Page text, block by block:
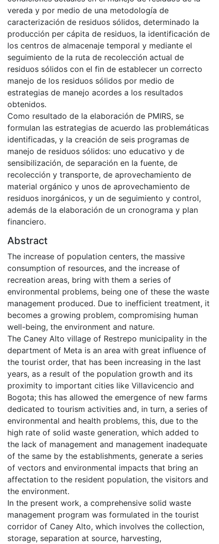
vereda y por medio de una metodología de
caracterización de residuos sólidos, determinado la
producción per cápita de residuos, la identificación de
los centros de almacenaje temporal y mediante el
seguimiento de la ruta de recolección actual de
residuos sólidos con el fin de establecer un correcto
manejo de los residuos sólidos por medio de
estrategias de manejo acordes a los resultados
obtenidos.
Como resultado de la elaboración de PMIRS, se
formulan las estrategias de acuerdo las problemáticas
identificadas, y la creación de seis programas de
manejo de residuos sólidos: uno educativo y de
sensibilización, de separación en la fuente, de
recolección y transporte, de aprovechamiento de
material orgánico y unos de aprovechamiento de
residuos inorgánicos, y un de seguimiento y control,
además de la elaboración de un cronograma y plan
financiero.
Abstract
The increase of population centers, the massive
consumption of resources, and the increase of
recreation areas, bring with them a series of
environmental problems, being one of these the waste
management produced. Due to inefficient treatment, it
becomes a growing problem, compromising human
well-being, the environment and nature.
The Caney Alto village of Restrepo municipality in the
department of Meta is an area with great influence of
the tourist order, that has been increasing in the last
years, as a result of the population growth and its
proximity to important cities like Villavicencio and
Bogota; this has allowed the emergence of new farms
dedicated to tourism activities and, in turn, a series of
environmental and health problems, this, due to the
high rate of solid waste generation, which added to
the lack of management and management inadequate
of the same by the establishments, generate a series
of vectors and environmental impacts that bring an
affectation to the resident population, the visitors and
the environment.
In the present work, a comprehensive solid waste
management program was formulated in the tourist
corridor of Caney Alto, which involves the collection,
storage, separation at source, harvesting,